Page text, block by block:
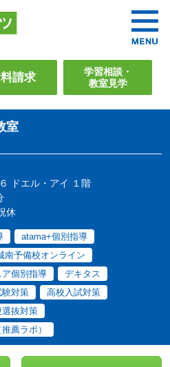
請求
学習相談・
教室見学
室
ドエル・アイ １階
休
atama+個別指導
南予備校オンライン
ア個別指導
デキタス
験対策
高校入試対策
選抜対策
薦ラボ）